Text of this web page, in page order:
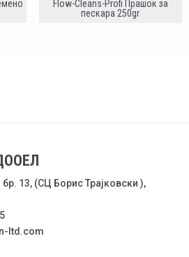
Flow-Cleans-Profi Прашок за
пескара 250gr
13, (СЦ Борис Трајковски ),
ltd.com